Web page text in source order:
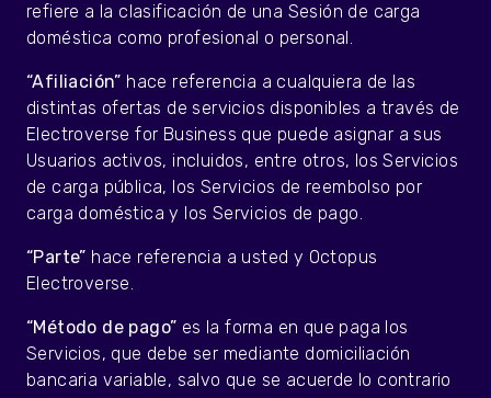
refiere a la clasificación de una Sesión de carga
doméstica como profesional o personal.
“Afiliación” hace referencia a cualquiera de las
distintas ofertas de servicios disponibles a través de
Electroverse for Business que puede asignar a sus
Usuarios activos, incluidos, entre otros, los Servicios
de carga pública, los Servicios de reembolso por
carga doméstica y los Servicios de pago.
“Parte” hace referencia a usted y Octopus
Electroverse.
“Método de pago” es la forma en que paga los
Servicios, que debe ser mediante domiciliación
bancaria variable, salvo que se acuerde lo contrario